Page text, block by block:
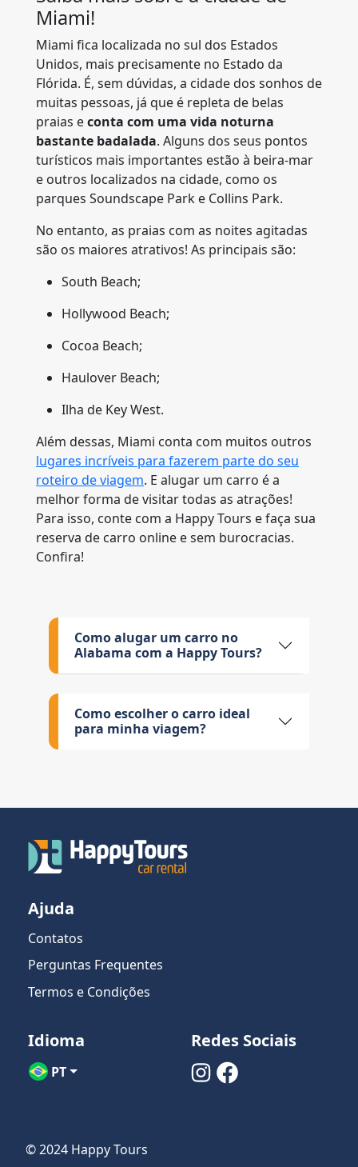
Miami!
Miami fica localizada no sul dos Estados
Unidos, mais precisamente no Estado da
Flórida. É, sem dúvidas, a cidade dos sonhos de
muitas pessoas, já que é repleta de belas
praias econta com uma vida noturna
bastante badalada. Alguns dos seus pontos
turísticos mais importantes estão à beira-mar
e outros localizados na cidade, como os
parques Soundscape Park e Collins Park.
No entanto, as praias com as noites agitadas
são os maiores atrativos! As principais são:
South Beach;
Hollywood Beach;
Cocoa Beach;
Haulover Beach;
Ilha de Key West.
Além dessas, Miami conta com muitos outros
lugares incríveis para fazerem parte do seu
roteiro de viagem. E alugar um carro é a
melhor forma de visitar todas as atrações!
Para isso, conte com a Happy Tours e faça sua
reserva de carro online e sem burocracias.
Confira!
Como alugar um carro no
Alabama com a Happy Tours?
Como escolher o carro ideal
para minha viagem?
Ajuda
Contatos
Perguntas Frequentes
Termos e Condições
Idioma
PT
Redes Sociais
© 2024 Happy Tours